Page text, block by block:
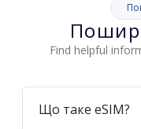
Find helpful
Що таке eSIM?